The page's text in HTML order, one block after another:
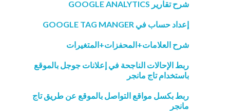
شرح تقارير GOOGLE ANALYTICS
إعداد حساب في GOOGLE TAG MANGER
شرح العلامات+المحفزات+المتغيرات
ربط الإحالات الناجحة في إعلانات جوجل بالموقع
باستخدام تاج مانجر
ربط بكسل مواقع التواصل بالموقع عن طريق تاج
مانجر